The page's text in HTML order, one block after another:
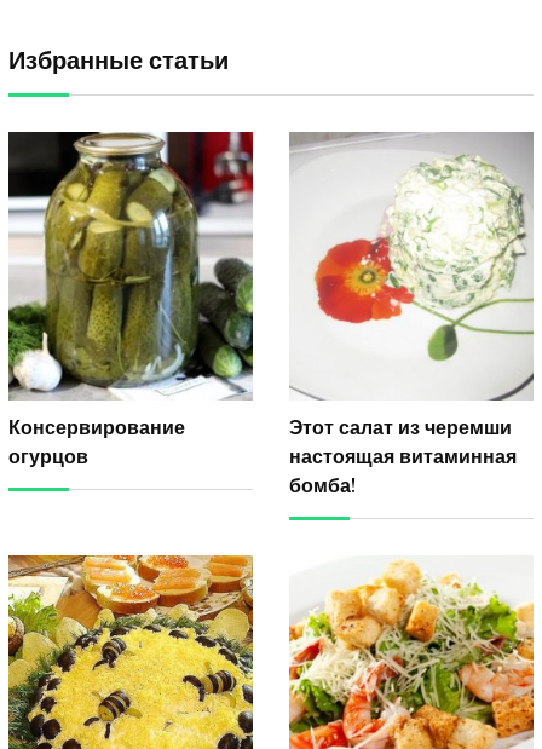
Избранные статьи
Консервирование
огурцов
Этот салат из черемши
настоящая витаминная
бомба!